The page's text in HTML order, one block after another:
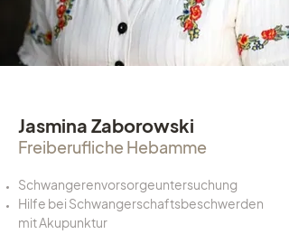
Jasmina Zaborowski
Freiberufliche Hebamme
Schwangerenvorsorgeuntersuchung
Hilfe bei Schwangerschaftsbeschwerden
mit Akupunktur